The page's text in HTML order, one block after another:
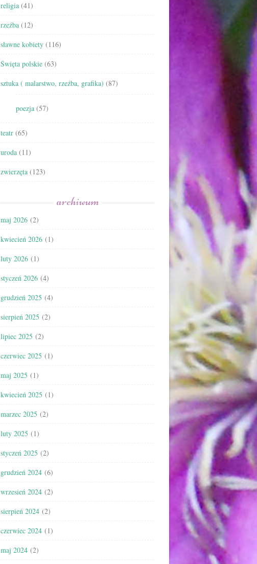
religia (41)
rzeźba (12)
sławne kobiety (116)
Święta polskie (63)
sztuka ( malarstwo, rzeźba, grafika) (87)
poezja (57)
teatr (65)
uroda (11)
zwierzęta (123)
archiwum
maj 2026 (2)
kwiecień 2026 (1)
luty 2026 (1)
styczeń 2026 (4)
grudzień 2025 (4)
sierpień 2025 (2)
lipiec 2025 (2)
czerwiec 2025 (1)
maj 2025 (1)
kwiecień 2025 (1)
marzec 2025 (2)
luty 2025 (1)
styczeń 2025 (2)
grudzień 2024 (6)
wrzesień 2024 (2)
sierpień 2024 (2)
czerwiec 2024 (1)
maj 2024 (2)